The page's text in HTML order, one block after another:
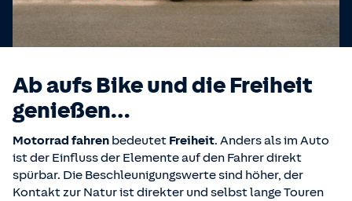
Ab aufs Bike und die Freiheit
genießen…
Motorrad fahren bedeutet Freiheit. Anders als im Auto
ist der Einfluss der Elemente auf den Fahrer direkt
spürbar. Die Beschleunigungswerte sind höher, der
Kontakt zur Natur ist direkter und selbst lange Touren